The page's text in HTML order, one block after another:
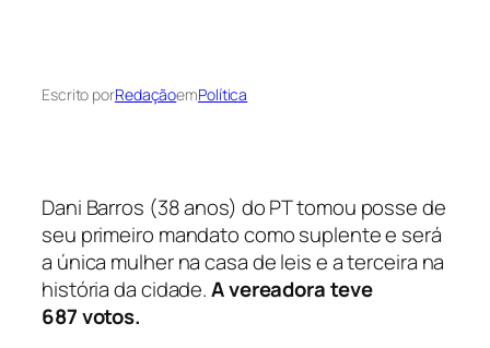
Escrito porRedaçãoemPolítica
Dani Barros (38 anos) do PT tomou posse de
seu primeiro mandato como suplente e será
a única mulher na casa de leis e a terceira na
história da cidade.A vereadora teve
687 votos.